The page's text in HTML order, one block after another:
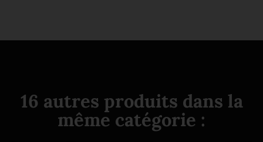
16 autres produits dans la
même catégorie :